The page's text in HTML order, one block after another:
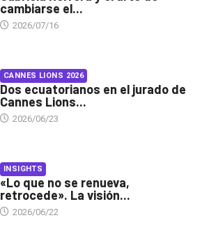
cambiarse el...
2026/07/16
CANNES LIONS 2026
Dos ecuatorianos en el jurado de
Cannes Lions...
2026/06/23
INSIGHTS
«Lo que no se renueva,
retrocede». La visión...
2026/06/22